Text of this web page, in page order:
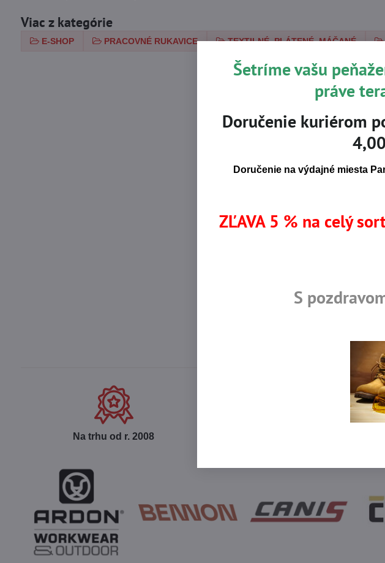
Viac z kategórie
E-SHOP PRACOVNÉ RUKAVICE TEXTILNÉ, PLÁTENÉ, MÁČANÉ
Na trhu od r​. 2008
Šetríme vašu
práve
Doručenie kuriérom
Doručenie na výdajné miesta
ZĽAVA 5 % na celý
S